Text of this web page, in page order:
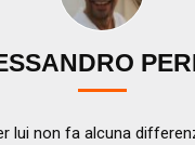
lui non fa alcuna